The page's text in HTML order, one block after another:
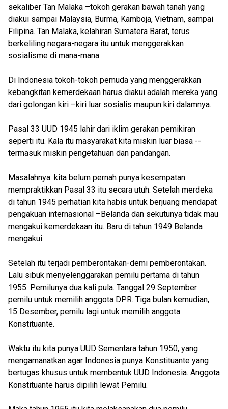
sekaliber Tan Malaka –tokoh gerakan bawah tanah yang
diakui sampai Malaysia, Burma, Kamboja, Vietnam, sampai
Filipina. Tan Malaka, kelahiran Sumatera Barat, terus
berkeliling negara-negara itu untuk menggerakkan
sosialisme di mana-mana.
Di Indonesia tokoh-tokoh pemuda yang menggerakkan
kebangkitan kemerdekaan harus diakui adalah mereka yang
dari golongan kiri –kiri luar sosialis maupun kiri dalamnya.
Pasal 33 UUD 1945 lahir dari iklim gerakan pemikiran
seperti itu. Kala itu masyarakat kita miskin luar biasa --
termasuk miskin pengetahuan dan pandangan.
Masalahnya: kita belum pernah punya kesempatan
mempraktikkan Pasal 33 itu secara utuh. Setelah merdeka
di tahun 1945 perhatian kita habis untuk berjuang mendapat
pengakuan internasional –Belanda dan sekutunya tidak mau
mengakui kemerdekaan itu. Baru di tahun 1949 Belanda
mengakui.
Setelah itu terjadi pemberontakan-demi pemberontakan.
Lalu sibuk menyelenggarakan pemilu pertama di tahun
1955. Pemilunya dua kali pula. Tanggal 29 September
pemilu untuk memilih anggota DPR. Tiga bulan kemudian,
15 Desember, pemilu lagi untuk memilih anggota
Konstituante.
Waktu itu kita punya UUD Sementara tahun 1950, yang
mengamanatkan agar Indonesia punya Konstituante yang
bertugas khusus untuk membentuk UUD Indonesia. Anggota
Konstituante harus dipilih lewat Pemilu.